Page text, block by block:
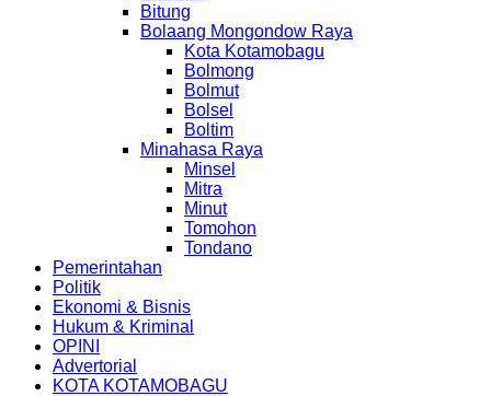
Bitung
Bolaang Mongondow Raya
Kota Kotamobagu
Bolmong
Bolmut
Bolsel
Boltim
Minahasa Raya
Minsel
Mitra
Minut
Tomohon
Tondano
Pemerintahan
Politik
Ekonomi & Bisnis
Hukum & Kriminal
OPINI
Advertorial
KOTA KOTAMOBAGU